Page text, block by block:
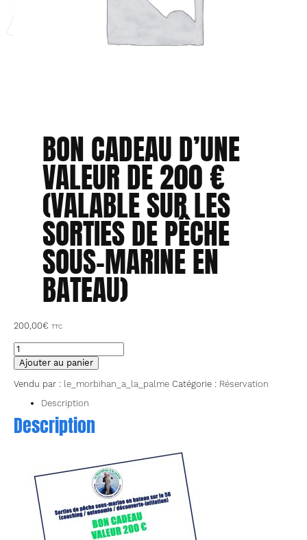
BON CADEAU D’UNE
VALEUR DE 200 €
(VALABLE SUR LES
SORTIES DE PÊCHE
SOUS-MARINE EN
BATEAU)
200,00€ TTC
quantité
de
Bon
d'une
200
€
pêche
sous-
marine
bateau)
Ajouter au panier
Vendu par : le_morbihan_a_la_palme Catégorie : Réservation
Description
Description